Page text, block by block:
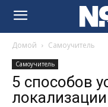
Домой Самоучитель
Самоучитель
5 способов